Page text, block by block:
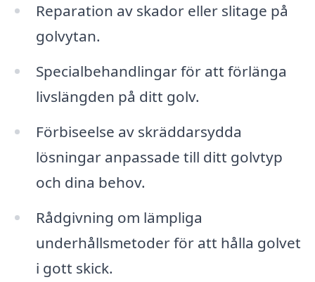
Reparation av skador eller slitage på
golvytan.
Specialbehandlingar för att förlänga
livslängden på ditt golv.
Förbiseelse av skräddarsydda
lösningar anpassade till ditt golvtyp
och dina behov.
Rådgivning om lämpliga
underhållsmetoder för att hålla golvet
i gott skick.